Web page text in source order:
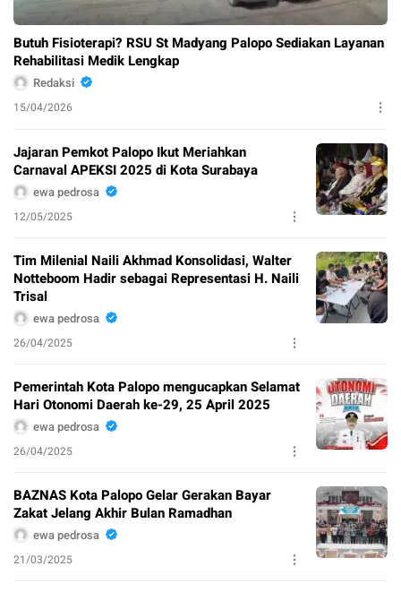
Butuh Fisioterapi? RSU St Madyang Palopo Sediakan Layanan
Rehabilitasi Medik Lengkap
Redaksi
15/04/2026
Jajaran Pemkot Palopo Ikut Meriahkan
Carnaval APEKSI 2025 di Kota Surabaya
ewa pedrosa
12/05/2025
Tim Milenial Naili Akhmad Konsolidasi, Walter
Notteboom Hadir sebagai Representasi H. Naili
Trisal
ewa pedrosa
26/04/2025
Pemerintah Kota Palopo mengucapkan Selamat
Hari Otonomi Daerah ke-29, 25 April 2025
ewa pedrosa
26/04/2025
BAZNAS Kota Palopo Gelar Gerakan Bayar
Zakat Jelang Akhir Bulan Ramadhan
ewa pedrosa
21/03/2025